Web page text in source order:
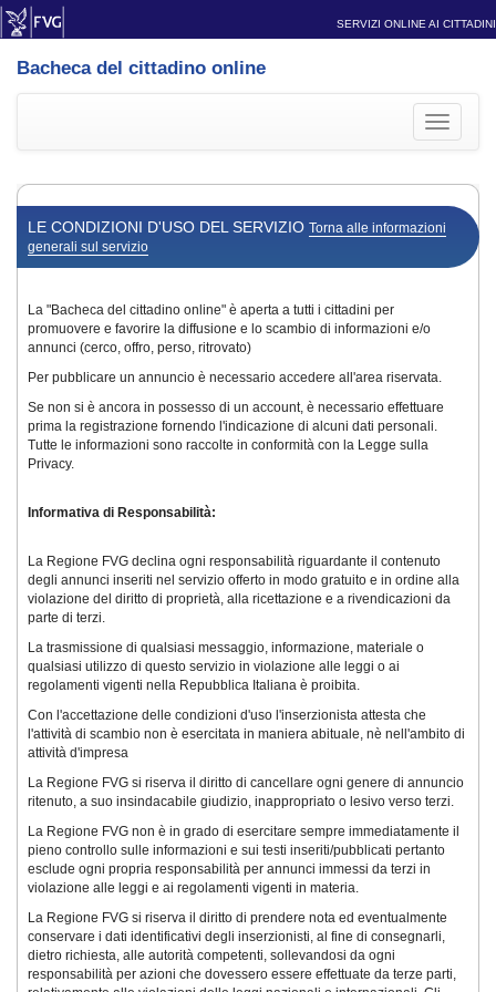
SERVIZI ONLINE AI CITTADINI
Bacheca del cittadino online
Toggle
LE CONDIZIONI D'USO DEL SERVIZIO Torna alle informazioni
generali sul servizio
La "Bacheca del cittadino online" è aperta a tutti i cittadini per
promuovere e favorire la diffusione e lo scambio di informazioni e/o
annunci (cerco, offro, perso, ritrovato)
Per pubblicare un annuncio è necessario accedere all'area riservata.
Se non si è ancora in possesso di un account, è necessario effettuare
prima la registrazione fornendo l'indicazione di alcuni dati personali.
Tutte le informazioni sono raccolte in conformità con la Legge sulla
Privacy.
Informativa di Responsabilità:
La Regione FVG declina ogni responsabilità riguardante il contenuto
degli annunci inseriti nel servizio offerto in modo gratuito e in ordine alla
violazione del diritto di proprietà, alla ricettazione e a rivendicazioni da
parte di terzi.
La trasmissione di qualsiasi messaggio, informazione, materiale o
qualsiasi utilizzo di questo servizio in violazione alle leggi o ai
regolamenti vigenti nella Repubblica Italiana è proibita.
Con l'accettazione delle condizioni d'uso l'inserzionista attesta che
l'attività di scambio non è esercitata in maniera abituale, nè nell'ambito di
attività d'impresa
La Regione FVG si riserva il diritto di cancellare ogni genere di annuncio
ritenuto, a suo insindacabile giudizio, inappropriato o lesivo verso terzi.
La Regione FVG non è in grado di esercitare sempre immediatamente il
pieno controllo sulle informazioni e sui testi inseriti/pubblicati pertanto
esclude ogni propria responsabilità per annunci immessi da terzi in
violazione alle leggi e ai regolamenti vigenti in materia.
La Regione FVG si riserva il diritto di prendere nota ed eventualmente
conservare i dati identificativi degli inserzionisti, al fine di consegnarli,
dietro richiesta, alle autorità competenti, sollevandosi da ogni
responsabilità per azioni che dovessero essere effettuate da terze parti,